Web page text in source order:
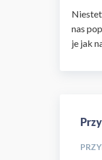
nas
je jak